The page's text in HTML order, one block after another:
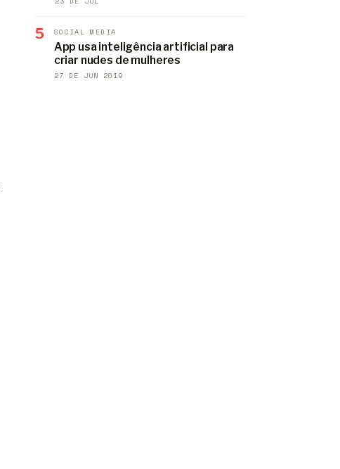
5 SOCIAL MEDIA
App usa inteligência artificial para
criar nudes de mulheres
27 DE JUN 2019